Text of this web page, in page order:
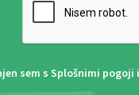
sem s Splošnimi pogoji